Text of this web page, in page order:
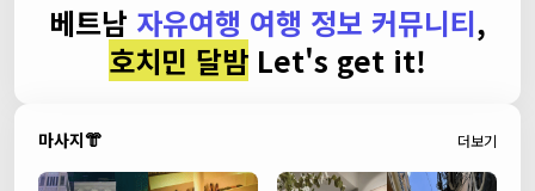
베트남 자유여행 여행 정보 커뮤니티,
호치민 달밤 Let's get it!
마사지👘 더보기